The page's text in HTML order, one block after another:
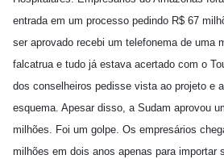
entrada em um processo pedindo R$ 67
ser aprovado recebi um telefonema de uma
falcatrua e tudo já estava acertado com o
dos conselheiros pedisse vista ao projeto e
esquema. Apesar disso, a Sudam aprovou
milhões. Foi um golpe. Os empresários
milhões em dois anos apenas para importar